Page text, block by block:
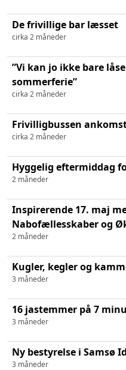
De frivillige bar læsset
cirka 2 måneder
”Vi kan jo ikke bare
sommerferie”
cirka 2 måneder
Frivilligbussen
cirka 2 måneder
Hyggelig eftermiddag
2 måneder
Inspirerende 17. maj
Nabofællesskaber og
2 måneder
Kugler, kegler og
3 måneder
16 jastemmer på 7
3 måneder
Ny bestyrelse i Samsø
3 måneder